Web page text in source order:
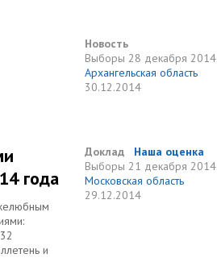
Новость
Выборы 28 декабря 2014
Архангельская область
30.12.2014
года
и
Доклад
Наша оценка
Выборы 21 декабря 2014
Московская область
29.12.2014